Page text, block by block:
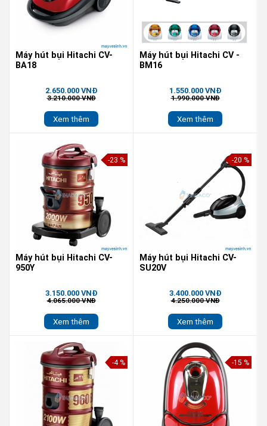
Máy hút bụi Hitachi CV-
BA18
2.650.000 VNĐ
3.210.000 VNĐ
Xem thêm
Máy hút bụi Hitachi CV -
BM16
1.550.000 VNĐ
1.990.000 VNĐ
Xem thêm
Máy hút bụi Hitachi CV-
950Y
3.150.000 VNĐ
4.065.000 VNĐ
-23 %
Xem thêm
Máy hút bụi Hitachi CV-
SU20V
3.400.000 VNĐ
4.250.000 VNĐ
-20 %
Xem thêm
-4 % -15 %